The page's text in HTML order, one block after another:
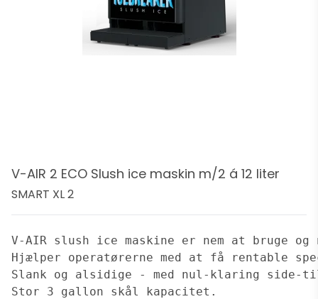
V-AIR 2 ECO Slush ice maskin m/2 á 12 liter
SMART XL 2
V-AIR slush ice maskine er nem at bruge og
Hjælper operatørerne med at få rentable
Slank og alsidige - med nul-klaring
Stor 3 gallon skål kapacitet.